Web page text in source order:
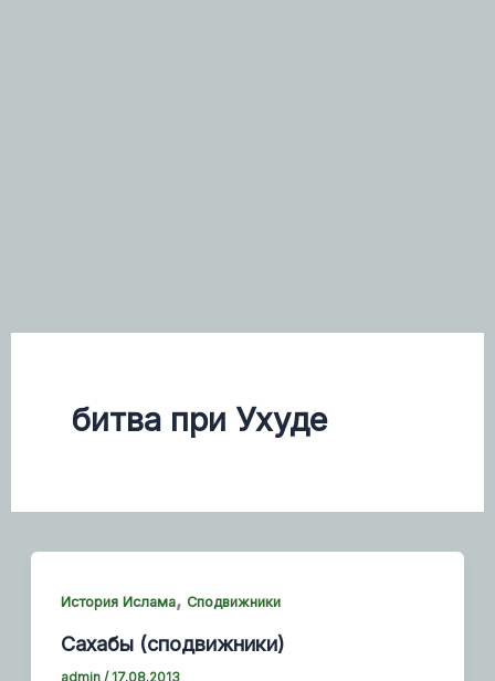
битва при Ухуде
История Ислама,Сподвижники
Сахабы (сподвижники)